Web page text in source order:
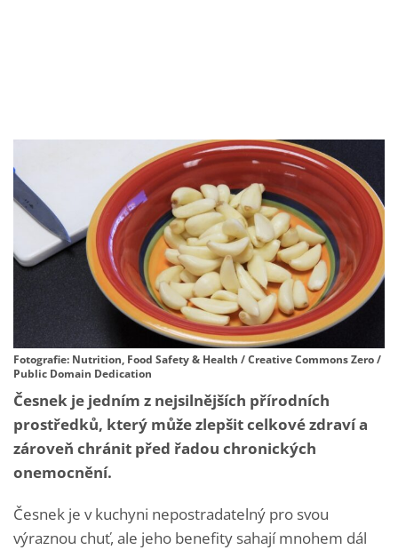
Fotografie: Nutrition, Food Safety & Health / Creative Commons Zero /
Public Domain Dedication
Česnek je jedním z nejsilnějších přírodních
prostředků, který může zlepšit celkové zdraví a
zároveň chránit před řadou chronických
onemocnění.
Česnek je v kuchyni nepostradatelný pro svou
výraznou chuť, ale jeho benefity sahají mnohem dál